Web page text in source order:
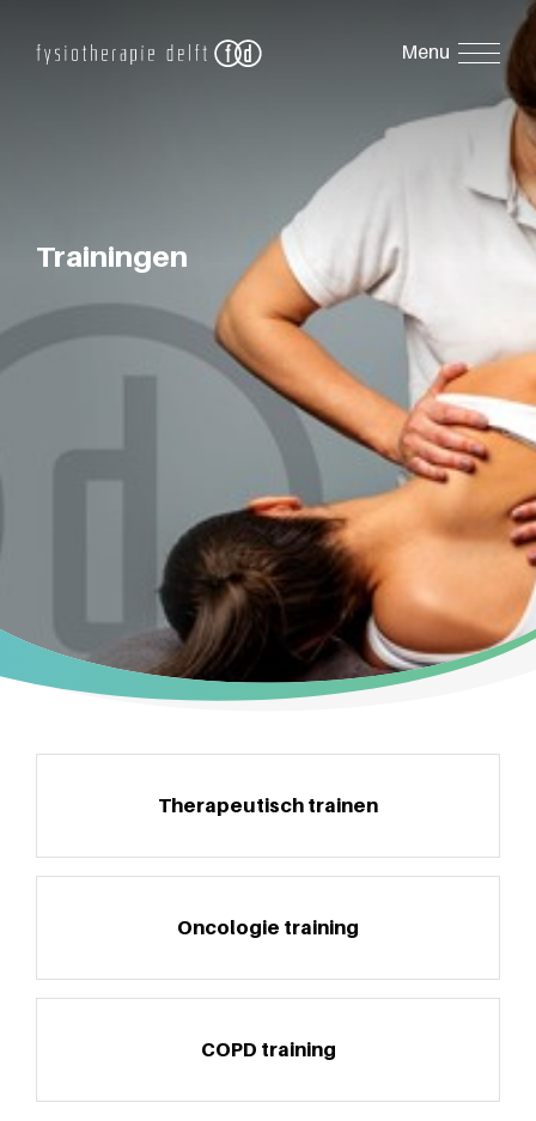
Trainingen
Therapeutisch trainen
Oncologie training
COPD training